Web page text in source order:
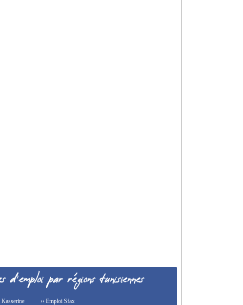
Kasserine
›› Emploi Sfax